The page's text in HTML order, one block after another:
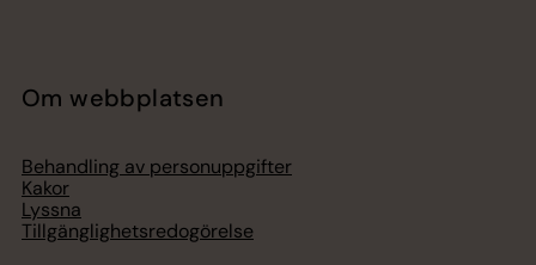
Om webbplatsen
Behandling av personuppgifter
Kakor
Lyssna
Tillgänglighetsredogörelse